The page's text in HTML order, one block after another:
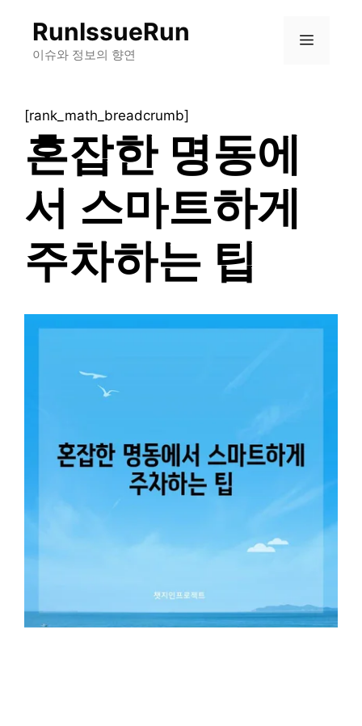
RunIssueRun
이슈와 정보의 향연
메
[rank_math_breadcrumb]
혼잡한 명동에
서 스마트하게
주차하는 팁